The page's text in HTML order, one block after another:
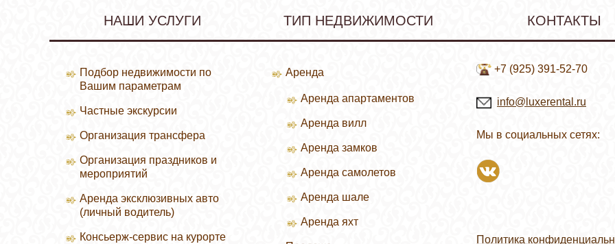
НАШИ УСЛУГИ
Подбор недвижимости по
Вашим параметрам
Частные экскурсии
Организация трансфера
Организация праздников и
мероприятий
Аренда эксклюзивных авто
(личный водитель)
Консьерж-сервис на курорте
ТИП НЕДВИЖИМОСТИ
Аренда
Аренда апартаментов
Зимние курорты
Летние курорты
Аренда вилл
Аренда замков
Аренда самолетов
Аренда шале
Аренда яхт
КОНТАКТЫ
+7 (925) 391-52-70
info@luxerental.ru
Мы в социальных сетях:
Политика